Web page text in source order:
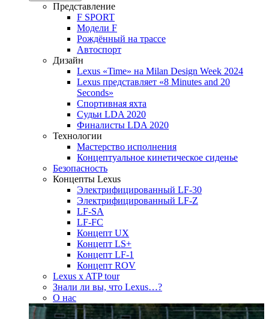
Представление
F SPORT
Модели F
Рождённый на трассе
Автоспорт
Дизайн
Lexus «Time» на Milan Design Week 2024
Lexus представляет «8 Minutes and 20
Seconds»
Спортивная яхта
Судьи LDA 2020
Финалисты LDA 2020
Технологии
Мастерство исполнения
Концептуальное кинетическое сиденье
Безопасность
Концепты Lexus
Электрифицированный LF-30
Электрифицированный LF-Z
LF-SA
LF-FC
Концепт UX
Концепт LS+
Концепт LF-1
Концепт ROV
Lexus x ATP tour
Знали ли вы, что Lexus…?
О нас